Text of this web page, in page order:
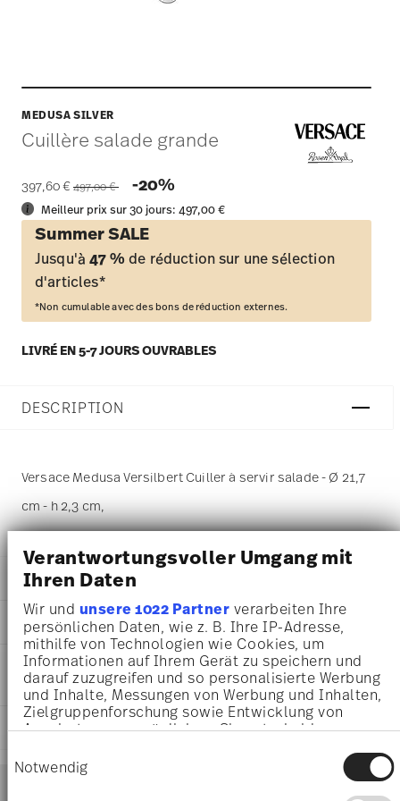
Verantwortungsvoller Umgang mit
Ihren Daten
Wir und unsere 1022 Partnerverarbeiten Ihre
persönlichen Daten, wie z. B. Ihre IP-Adresse,
mithilfe von Technologien wie Cookies, um
Informationen auf Ihrem Gerät zu speichern und
darauf zuzugreifen und so personalisierte Werbung
und Inhalte, Messungen von Werbung und Inhalten,
Zielgruppenforschung sowie Entwicklung von
Angeboten zu ermöglichen. Sie entscheiden
Sie können Ihre Einwilligung jederzeit über die
Cookie-Erklärung oder durch Klicken auf das
Privacy Trigger Symbol ändern oder widerrufen
Notwendig
MEDUSA SILVER
Cuillère salade grande
397,60 € Price reduced from
497,00 € -20%
Meilleur prix sur 30 jours:497,00 €
Summer SALE
Jusqu'à47 %de réduction sur une sélection
d'articles*
*Non cumulable avec des bons de réduction externes.
LIVRÉ EN 5-7 JOURS OUVRABLES
DESCRIPTION
Versace Medusa Versilbert Cuiller à servir salade - Ø 21,7
cm - h 2,3 cm,
DÉTAILS
Versace
Medusa
Silver
Silver
19300-120900-70020
4012434332622
IT
DIMENSIONS
21,70 cm
21,70 cm
4,60 cm
2,30 cm
80 gr
INSTRUCTIONS D'ENTRETIEN ET DE
SÉCURITÉ
EXPÉDITION ET RETOURS
Services